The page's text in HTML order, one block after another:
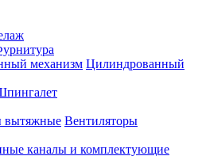
Цилиндрованный
Вентиляторы